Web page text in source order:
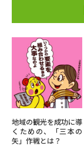
地域の観光を成功に導
くための、「三本の
矢」作戦とは？